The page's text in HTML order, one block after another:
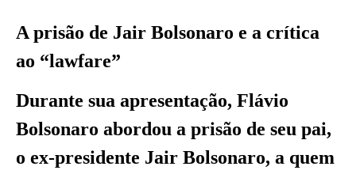
A prisão de Jair Bolsonaro e a crítica
ao “lawfare”
Durante sua apresentação, Flávio
Bolsonaro abordou a prisão de seu pai,
o ex-presidente Jair Bolsonaro, a quem